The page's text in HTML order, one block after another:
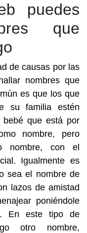
puedes
que
de causas por las
nombres que
es que los que
su familia estén
bebé que está por
nombre, pero
nombre, con el
Igualmente es
sea el nombre de
lazos de amistad
poniéndole
En este tipo de
otro nombre,